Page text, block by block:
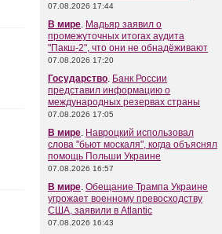
07.08.2026 17:44
В мире. Мадьяр заявил о
промежуточных итогах аудита
"Пакш-2", что они не обнадёживают
07.08.2026 17:20
Государство. Банк России
представил информацию о
международных резервах страны
07.08.2026 17:05
В мире. Навроцкий использовал
слова "бьют москаля", когда объяснял
помощь Польши Украине
07.08.2026 16:57
В мире. Обещание Трампа Украине
угрожает военному превосходству
США, заявили в Atlantic
07.08.2026 16:43